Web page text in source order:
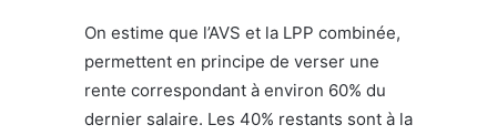
On estime que l’AVS et la LPP combinée,
permettent en principe de verser une
rente correspondant à environ 60% du
dernier salaire. Les 40% restants sont à la